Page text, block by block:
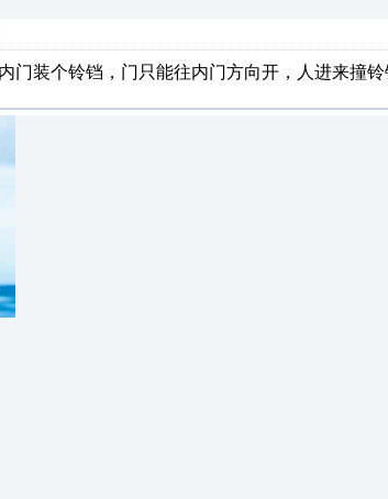
门装个铃铛，门只能往内门方向开，人进来撞